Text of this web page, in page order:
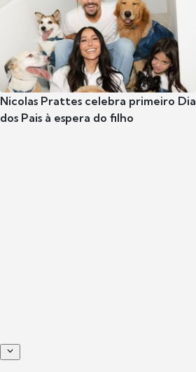
Nicolas Prattes celebra primeiro Dia
dos Pais à espera do filho